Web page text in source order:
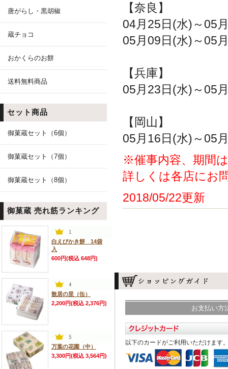
唐がらし・黒胡椒
蔵チョコ
おかくらのお餅
送料無料商品
セット商品
御菓蔵セット（6個）
御菓蔵セット（7個）
御菓蔵セット（8個）
御菓蔵 売れ筋ランキング
白えびかき餅 14袋
入
600円(税込 648円)
散居の里（缶）
2,200円(税込 2,376円)
万葉の花園（中）
3,300円(税込 3,564円)
【奈良】
04月25日(水)～05
05月09日(水)～05
【兵庫】
05月23日(水)～05
【岡山】
05月16日(水)～05
※催事内容、期間
詳しくは各店にお
2018/05/22更新
お支払い方
以下のカードがご利用いただけます